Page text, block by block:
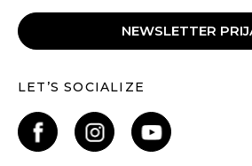
NEWSLETTER
LET’S SOCIALIZE